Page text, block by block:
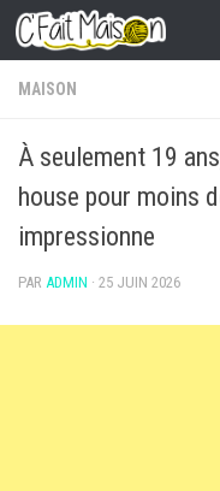
Skip to content
MAISON
À seulement 19
house pour moins
impressionne
PAR ADMIN · 25 JUIN 2026